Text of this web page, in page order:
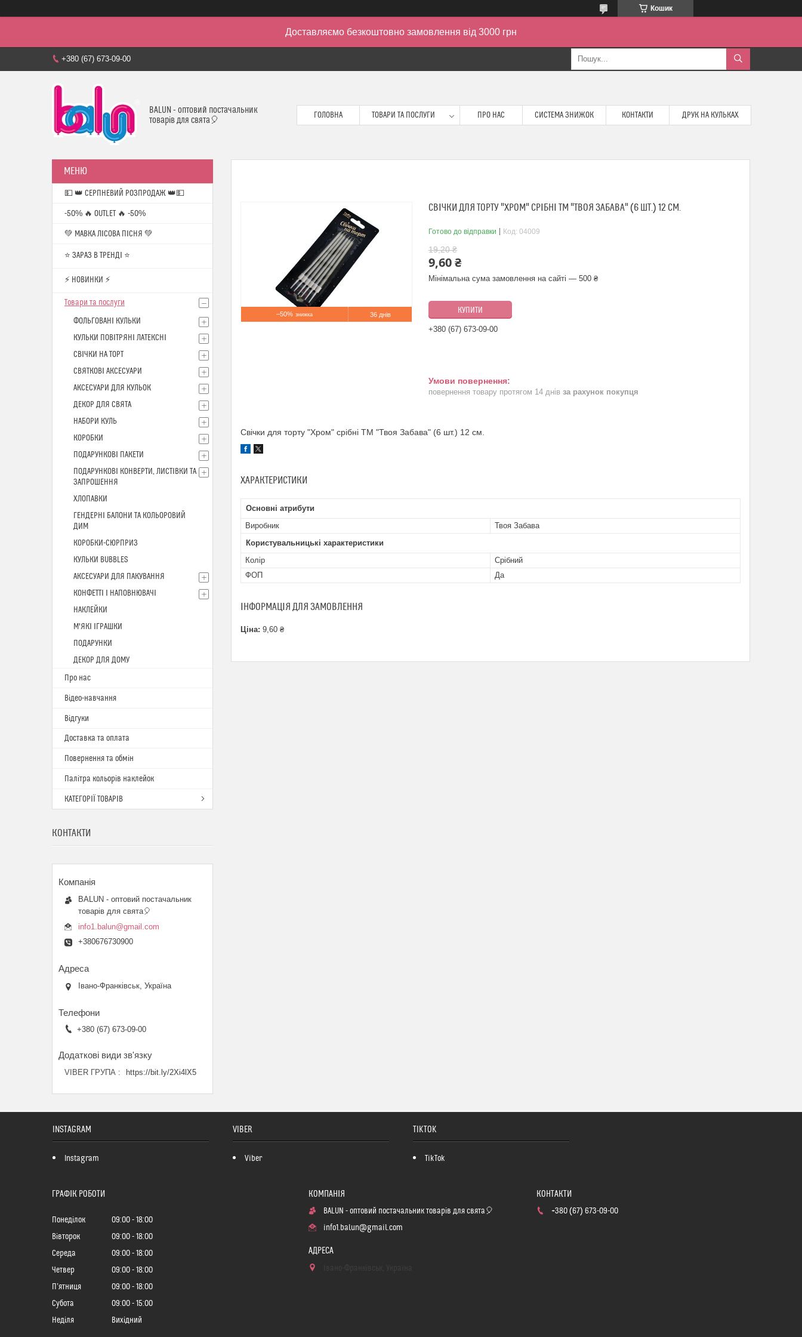
Кошик
Доставляємо безкоштовно замовлення від 3000 грн
+380 (67) 673-09-00
BALUN - оптовий постачальник
товарів для свята🎈
ГОЛОВНА ТОВАРИ ТА ПОСЛУГИ ПРО НАС СИСТЕМА ЗНИЖОК КОНТАКТИ ДРУК НА КУЛЬКАХ
–50% 36 днів
СВІЧКИ ДЛЯ ТОРТУ "ХРОМ" СРІБНІ ТМ "ТВОЯ ЗАБАВА" (6 ШТ.) 12 СМ.
Готово до відправки Код: 04009
19,20 ₴
9,60 ₴
Мінімальна сума замовлення на сайті — 500 ₴
КУПИТИ
+380 (67) 673-09-00
повернення товару протягом 14 днів за рахунок покупця
Свічки для торту "Хром" срібні ТМ "Твоя Забава" (6 шт.) 12 см.
ХАРАКТЕРИСТИКИ
Основні атрибути
Виробник
Твоя Забава
Користувальницькі характеристики
Колір
Срібний
ФОП
Да
ІНФОРМАЦІЯ ДЛЯ ЗАМОВЛЕННЯ
Ціна: 9,60 ₴
💵 👑 СЕРПНЕВИЙ РОЗПРОДАЖ 👑💵
-50% 🔥 OUTLET 🔥 -50%
💚 МАВКА ЛІСОВА ПІСНЯ 💚
⭐️ ЗАРАЗ В ТРЕНДІ ⭐️
⚡ НОВИНКИ ⚡
Товари та послуги
ФОЛЬГОВАНІ КУЛЬКИ
КУЛЬКИ ПОВІТРЯНІ ЛАТЕКСНІ
СВІЧКИ НА ТОРТ
СВЯТКОВІ АКСЕСУАРИ
АКСЕСУАРИ ДЛЯ КУЛЬОК
ДЕКОР ДЛЯ СВЯТА
НАБОРИ КУЛЬ
КОРОБКИ
ПОДАРУНКОВІ ПАКЕТИ
ПОДАРУНКОВІ КОНВЕРТИ, ЛИСТІВКИ ТА
ЗАПРОШЕННЯ
ХЛОПАВКИ
ГЕНДЕРНІ БАЛОНИ ТА КОЛЬОРОВИЙ
ДИМ
КОРОБКИ-СЮРПРИЗ
КУЛЬКИ BUBBLES
АКСЕСУАРИ ДЛЯ ПАКУВАННЯ
КОНФЕТТІ І НАПОВНЮВАЧІ
НАКЛЕЙКИ
М'ЯКІ ІГРАШКИ
ПОДАРУНКИ
ДЕКОР ДЛЯ ДОМУ
Про нас
Відео-навчання
Відгуки
Доставка та оплата
Повернення та обмін
Палітра кольорів наклейок
КАТЕГОРІЇ ТОВАРІВ
КОНТАКТИ
BALUN - оптовий постачальник
товарів для свята🎈
info1.balun@gmail.com
+380676730900
Івано-Франківськ, Україна
+380 (67) 673-09-00
VIBER ГРУПА https://bit.ly/2Xi4lX5
INSTAGRAM
Instagram
VIBER
Viber
TIKTOK
TikTok
ГРАФІК РОБОТИ
Понеділок 09:00
18:00
Вівторок
09:00
18:00
Середа
09:00
18:00
Четвер
09:00
18:00
Пʼятниця
09:00
18:00
Субота
09:00
15:00
Неділя
Вихідний
BALUN - оптовий постачальник товарів для свята🎈
info1.balun@gmail.com
+380 (67) 673-09-00